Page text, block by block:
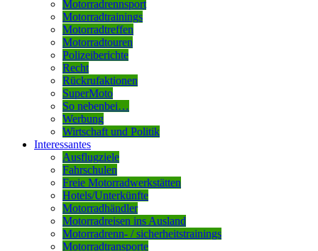
Motorradrennsport
Motorradtrainings
Motorradtreffen
Motorradtouren
Polizeiberichte
Recht
Rückrufaktionen
SuperMoto
So nebenbei…
Werbung
Wirtschaft und Politik
Interessantes
Ausflugziele
Fahrschulen
Freie Motorradwerkstätten
Hotels/Unterkünfte
Motorradhändler
Motorradreisen ins Ausland
Motorradrenn- / sicherheitstrainings
Motorradtransporte